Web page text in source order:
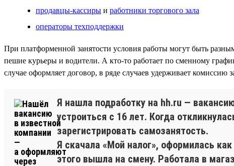
продавцы-кассиры и работники торгового зала
операторы техподдержки
При платформенной занятости условия работы могут быть
пешие курьеры и водители. А кто-то работает по сменному
случае оформляет договор, в ряде случаев удерживает комиссию
Я нашла подработку на hh.ru —
устроиться с 16 лет. Когда
зарегистрировать самозанятость.
Я скачала «Мой налог», оформилась
этого вышла на смену. Работала в